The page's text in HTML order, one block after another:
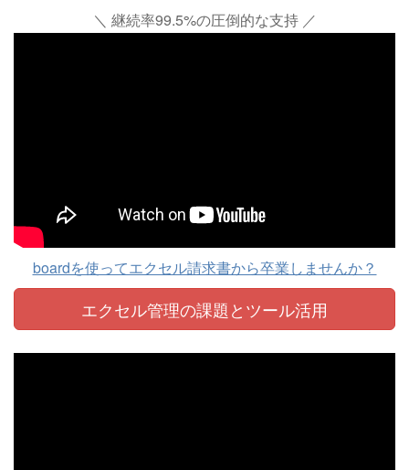
＼ 継続率99.5%の圧倒的な支持 ／
boardを使ってエクセル請求書から卒業しませんか？
エクセル管理の課題とツール活用